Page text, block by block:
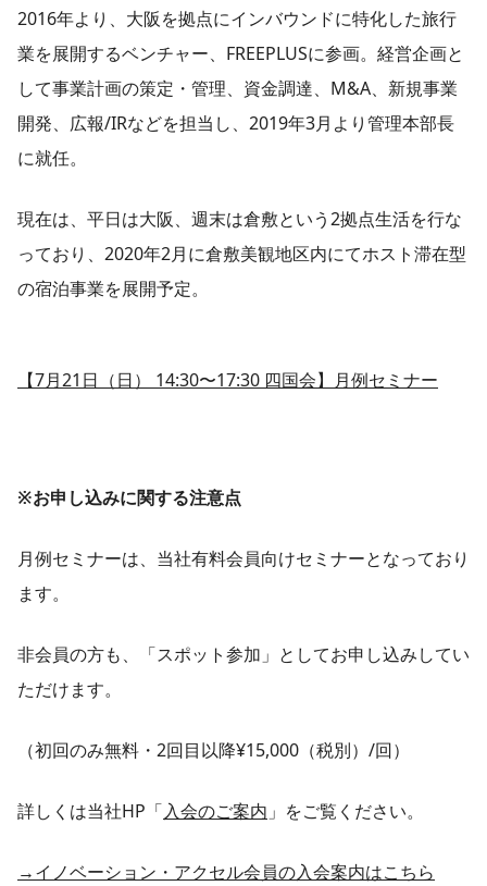
2016年より、大阪を拠点にインバウンドに特化した旅行
業を展開するベンチャー、FREEPLUSに参画。経営企画と
して事業計画の策定・管理、資金調達、M&A、新規事業
開発、広報/IRなどを担当し、2019年3月より管理本部長
に就任。
現在は、平日は大阪、週末は倉敷という2拠点生活を行な
っており、2020年2月に倉敷美観地区内にてホスト滞在型
の宿泊事業を展開予定。
【7月21日（日） 14:30〜17:30 四国会】月例セミナー
※お申し込みに関する注意点
月例セミナーは、当社有料会員向けセミナーとなっており
ます。
非会員の方も、「スポット参加」としてお申し込みしてい
ただけます。
（初回のみ無料・2回目以降¥15,000（税別）/回）
詳しくは当社HP「入会のご案内 」をご覧ください。
→イノベーション・アクセル会員の入会案内はこちら